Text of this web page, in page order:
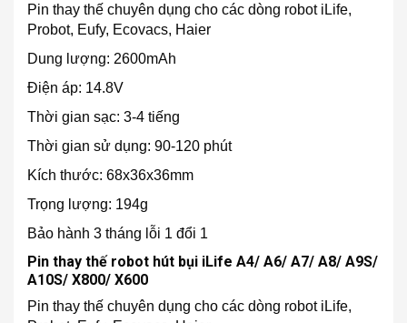
Pin thay thế chuyên dụng cho các dòng robot iLife,
Probot, Eufy, Ecovacs, Haier
Dung lượng: 2600mAh
Điện áp: 14.8V
Thời gian sạc: 3-4 tiếng
Thời gian sử dụng: 90-120 phút
Kích thước: 68x36x36mm
Trọng lượng: 194g
Bảo hành 3 tháng lỗi 1 đổi 1
Pin thay thế robot hút bụi iLife A4/ A6/ A7/ A8/ A9S/
A10S/ X800/ X600
Pin thay thế chuyên dụng cho các dòng robot iLife,